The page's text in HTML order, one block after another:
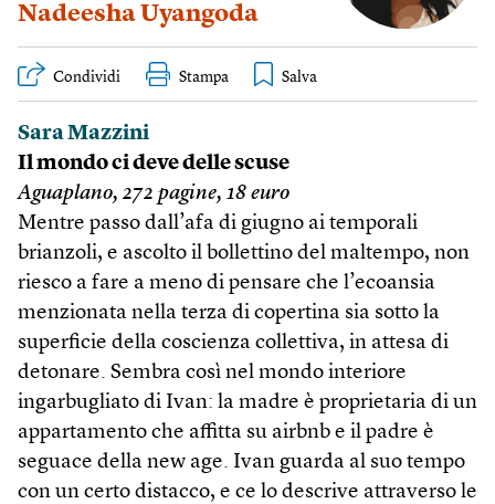
Nadeesha Uyangoda
Condividi Stampa
Sara Mazzini
Il mondo ci deve delle scuse
Aguaplano, 272 pagine, 18 euro
Mentre passo dall’afa di giugno ai temporali
brianzoli, e ascolto il bollettino del maltempo, non
riesco a fare a meno di pensare che l’ecoansia
menzionata nella terza di copertina sia sotto la
superficie della coscienza collettiva, in attesa di
detonare. Sembra così nel mondo interiore
ingarbugliato di Ivan: la madre è proprietaria di un
appartamento che affitta su airbnb e il padre è
seguace della new age. Ivan guarda al suo tempo
con un certo distacco, e ce lo descrive attraverso le